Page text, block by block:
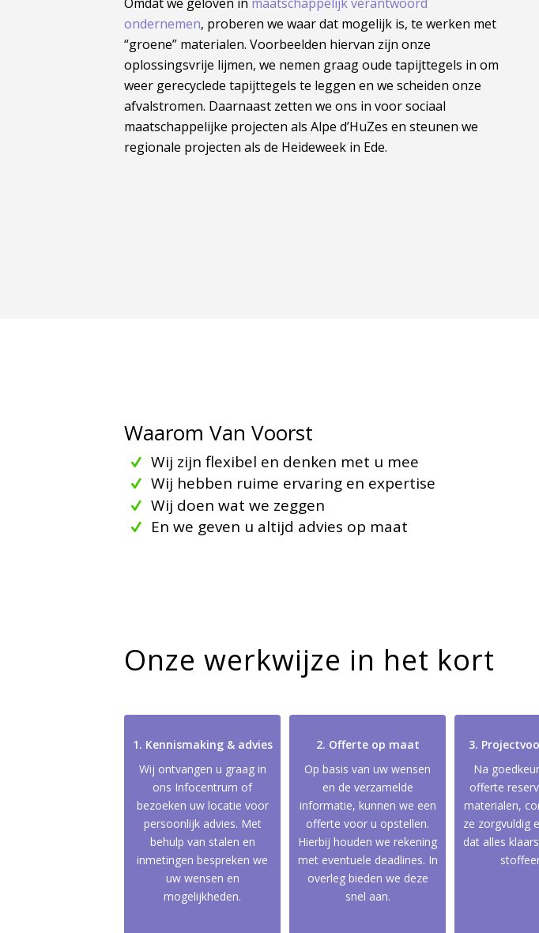
ondernemen, proberen we waar dat mogelijk is, te werken met
“groene” materialen. Voorbeelden hiervan zijn onze
oplossingsvrije lijmen, we nemen graag oude tapijttegels in om
weer gerecyclede tapijttegels te leggen en we scheiden onze
afvalstromen. Daarnaast zetten we ons in voor sociaal
maatschappelijke projecten als Alpe d’HuZes en steunen we
regionale projecten als de Heideweek in Ede.
Waarom Van Voorst
Wij zijn flexibel en denken met u mee
Wij hebben ruime ervaring en expertise
Wij doen wat we zeggen
En we geven u altijd advies op maat
Onze werkwijze in het kort
1. Kennismaking & advies
Wij ontvangen u graag in
ons Infocentrum of
bezoeken uw locatie voor
persoonlijk advies. Met
behulp van stalen en
inmetingen bespreken we
uw wensen en
mogelijkheden.
2. Offerte op maat
Op basis van uw wensen
en de verzamelde
informatie, kunnen we een
offerte voor u opstellen.
Hierbij houden we rekening
met eventuele deadlines. In
overleg bieden we deze
snel aan.
3.
Na
offerte
materialen,
ze zorgvuldig
dat alles
OFFERTE AANVRAGEN BEL MIJ TERUG